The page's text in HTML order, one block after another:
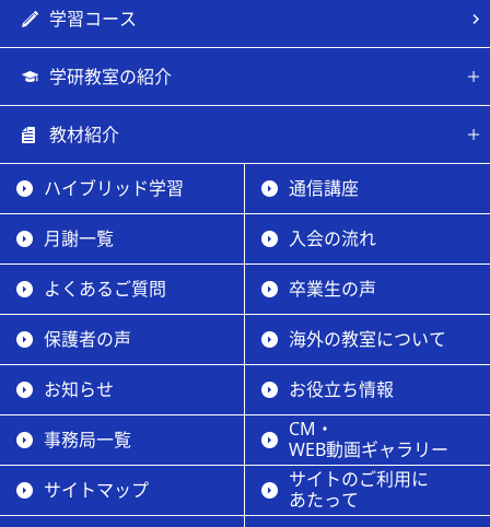
学習コース
学研教室の紹介
教材紹介
ハイブリッド学習 通信講座
月謝一覧 入会の流れ
よくあるご質問 卒業生の声
保護者の声 海外の教室について
お知らせ お役立ち情報
事務局一覧
CM・
WEB動画ギャラリー
サイトマップ
サイトのご利用に
あたって